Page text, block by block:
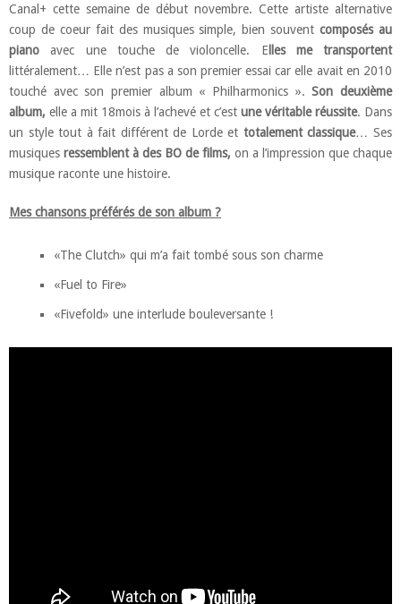
Canal+ cette semaine de début novembre. Cette artiste alternative
coup de coeur fait des musiques simple, bien souventcomposés au
piano avec une touche de violoncelle. E lles me transportent
littéralement… Elle n’est pas a son premier essai car elle avait en 2010
touché avec son premier album « Philharmonics ».Son deuxième
album, elle a mit 18mois à l’achevé et c’est une véritable réussite. Dans
un style tout à fait différent de Lorde et totalement classique… Ses
musiques ressemblent à des BO de films, on a l’impression que chaque
musique raconte une histoire.
Mes chansons préférés de son album ?
«The Clutch» qui m’a fait tombé sous son charme
«Fuel to Fire»
«Fivefold» une interlude bouleversante !